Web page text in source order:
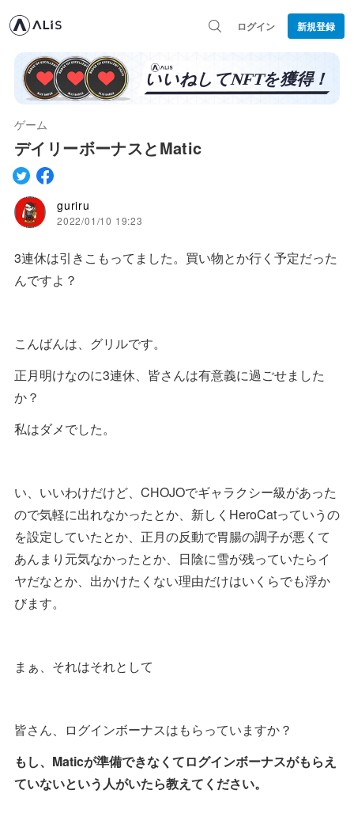
ログイン 新規登録
ゲーム
デイリーボーナスとMatic
guriru
2022/01/10 19:23
3連休は引きこもってました。買い物とか行く予定だった
んですよ？
こんばんは、グリルです。
正月明けなのに3連休、皆さんは有意義に過ごせました
か？
私はダメでした。
い、いいわけだけど、CHOJOでギャラクシー級があった
ので気軽に出れなかったとか、新しくHeroCatっていうの
を設定していたとか、正月の反動で胃腸の調子が悪くて
あんまり元気なかったとか、日陰に雪が残っていたらイ
ヤだなとか、出かけたくない理由だけはいくらでも浮か
びます。
まぁ、それはそれとして
皆さん、ログインボーナスはもらっていますか？
もし、Maticが準備できなくてログインボーナスがもらえ
ていないという人がいたら教えてください。